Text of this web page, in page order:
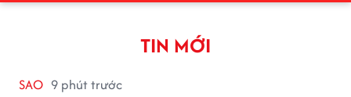
TIN MỚI
SAO 9 phút trước